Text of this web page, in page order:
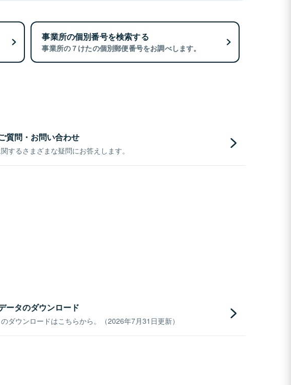
事業所の個別番号を検索する
事業所の７けたの個別郵便番号をお調べします。
質問・お問い合わせ
するさまざまな疑問にお答えします。
ータのダウンロード
ダウンロードはこちらから。（2026年7月31日更新）